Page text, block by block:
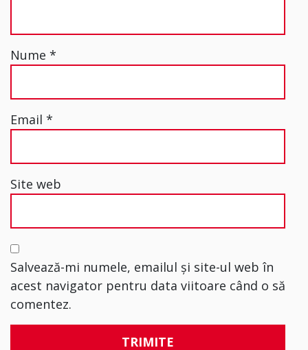
Nume *
Email *
Site web
Salvează-mi numele, emailul și site-ul web în
acest navigator pentru data viitoare când o să
comentez.